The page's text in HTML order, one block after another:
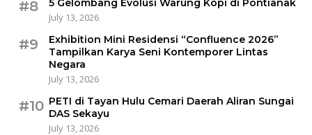
#8
5 Gelombang Evolusi Warung Kopi di Pontianak
July 13, 2026
#9
Exhibition Mini Residensi “Confluence 2026”
Tampilkan Karya Seni Kontemporer Lintas
Negara
July 13, 2026
#10 PETI di Tayan Hulu Cemari Daerah Aliran Sungai
DAS Sekayu
July 13, 2026